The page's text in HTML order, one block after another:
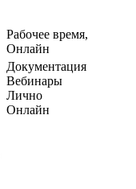
Рабочее время,
Онлайн
Документация
Вебинары
Лично
Онлайн